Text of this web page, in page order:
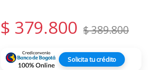
$ 379.800 $389.800
Solicita tu crédito